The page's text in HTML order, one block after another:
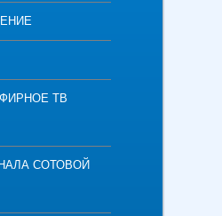
ТВ
СОТОВОЙ